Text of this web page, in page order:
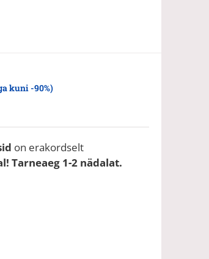
kuni -90%)
on erakordselt
Tarneaeg 1-2 nädalat.